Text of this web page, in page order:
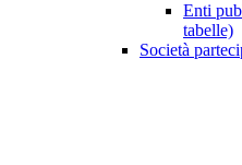
Enti
tabelle)
Società